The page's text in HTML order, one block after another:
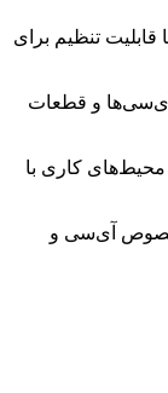
تنظیم برای
آی‌سی‌ها و قطعات
کاری با
آی‌سی و